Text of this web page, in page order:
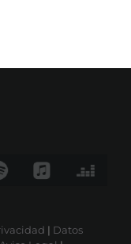
| Datos